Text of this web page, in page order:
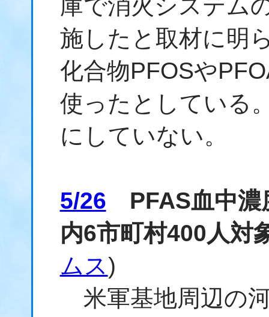
庫で消火システム
施したと取材に明
化合物PFOSや
使ったとしている
にしていない。
5/26 PFAS血中濃
内6市町村400人
ムス)
米軍基地周辺の